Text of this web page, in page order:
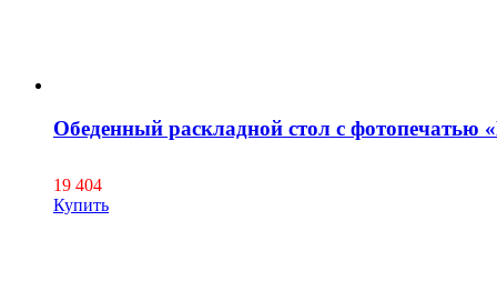
Обеденный раскладной стол с фотопечатью
19 404
Купить